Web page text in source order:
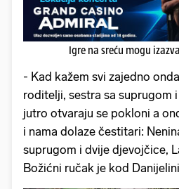
Igre na sreću mogu
- Kad kažem svi zajedno
roditelji, sestra sa suprugom
jutro otvaraju se pokloni a
i nama dolaze čestitari:
suprugom i dvije djevojčice,
Božićni ručak je kod